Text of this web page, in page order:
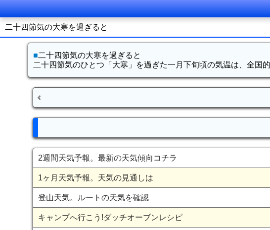
二十四節気の大寒を過ぎると
■二十四節気の大寒を過ぎると
二十四節気のひとつ「大寒」を過ぎた一月下旬頃の気温は、全国
2週間天気予報。最新の天気傾向コチラ
1ヶ月天気予報。天気の見通しは
登山天気。ルートの天気を確認
キャンプへ行こう!ダッチオーブンレシピ